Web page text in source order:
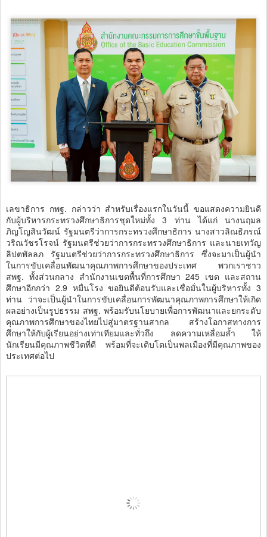
เลขาธิการ กพฐ. กล่าวว่า สำหรับเรื่องแรกในวันนี้ ขอแสดงความยินดี
กับผู้บริหารกระทรวงศึกษาธิการชุดใหม่ทั้ง 3 ท่าน ได้แก่ นางนฤมล
ภิญโญสินวัฒน์ รัฐมนตรีว่าการกระทรวงศึกษาธิการ นางสาวลิณธิภรณ์
วริณวัชรโรจน์ รัฐมนตรีช่วยว่าการกระทรวงศึกษาธิการ และนายเทวัญ
ลิปตพัลลภ รัฐมนตรีช่วยว่าการกระทรวงศึกษาธิการ ซึ่งจะมาเป็นผู้นำ
ในการขับเคลื่อนพัฒนาคุณภาพการศึกษาของประเทศ พวกเราชาว
สพฐ. ทั้งส่วนกลาง สำนักงานเขตพื้นที่การศึกษา 245 เขต และสถาน
ศึกษาอีกกว่า 2.9 หมื่นโรง ขอยินดีต้อนรับและเชื่อมั่นในผู้บริหารทั้ง 3
ท่าน ว่าจะเป็นผู้นำในการขับเคลื่อนการพัฒนาคุณภาพการศึกษาให้เกิด
ผลอย่างเป็นรูปธรรม สพฐ. พร้อมรับนโยบายเพื่อการพัฒนาและยกระดับ
คุณภาพการศึกษาของไทยไปสู่มาตรฐานสากล สร้างโอกาสทางการ
ศึกษาให้กับผู้เรียนอย่างเท่าเทียมและทั่วถึง ลดความเหลื่อมล้ำ ให้
นักเรียนมีคุณภาพชีวิตที่ดี พร้อมที่จะเติบโตเป็นพลเมืองที่มีคุณภาพของ
ประเทศต่อไป